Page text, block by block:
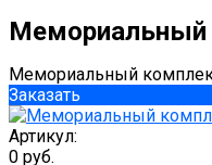
Мемориальный
Заказать
Артикул:
0 руб.